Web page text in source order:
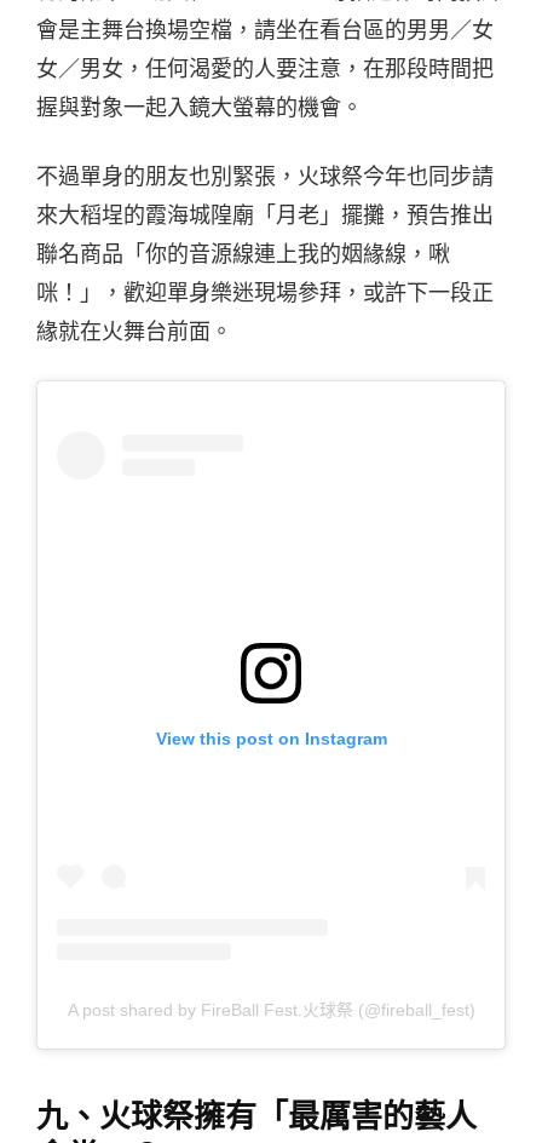
會是主舞台換場空檔，請坐在看台區的男男／女
女／男女，任何渴愛的人要注意，在那段時間把
握與對象一起入鏡大螢幕的機會。
不過單身的朋友也別緊張，火球祭今年也同步請
來大稻埕的霞海城隍廟「月老」擺攤，預告推出
聯名商品「你的音源線連上我的姻緣線，啾
咪！」，歡迎單身樂迷現場參拜，或許下一段正
緣就在火舞台前面。
View this post on Instagram
A post shared by FireBall Fest.火球祭 (@fireball_fest)
九、火球祭擁有「最厲害的藝人